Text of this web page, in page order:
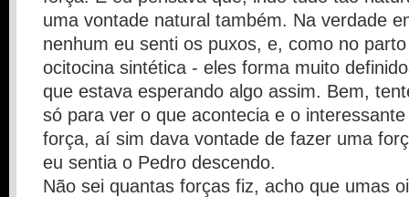
uma vontade natural também. Na verdade
nenhum eu senti os puxos, e, como no
ocitocina sintética - eles forma muito
que estava esperando algo assim. Bem,
só para ver o que acontecia e o
força, aí sim dava vontade de fazer uma
eu sentia o Pedro descendo.
Não sei quantas forças fiz, acho que umas